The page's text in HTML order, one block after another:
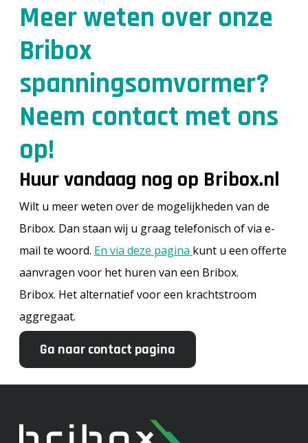
Meer weten over onze
Bribox
spanningsomvormer?
Neem contact met ons
op!
Huur vandaag nog op Bribox.nl
Wilt u meer weten over de mogelijkheden van de
Bribox. Dan staan wij u graag telefonisch of via e-
mail te woord. En via deze pagina kunt u een offerte
aanvragen voor het huren van een Bribox.
Bribox. Het alternatief voor een krachtstroom
aggregaat.
Ga naar contact pagina